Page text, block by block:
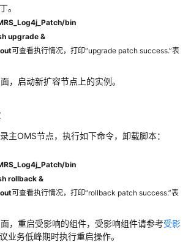
。
bin
upgrade &
可查看执行情况，打印“upgrade patch success.”表
，启动新扩容节点上的实例。
主OMS节点，执行如下命令，卸载脚本：
bin
rollback &
可查看执行情况，打印“rollback patch success.”表
，重启受影响的组件，受影响组件请参考受影
业务低峰期时执行重启操作。